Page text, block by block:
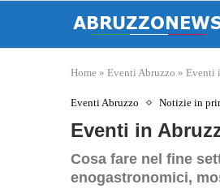
Home » Eventi Abruzzo » Eventi
Eventi Abruzzo Notizie in
Eventi in
Cosa fare nel fine
enogastronomici,